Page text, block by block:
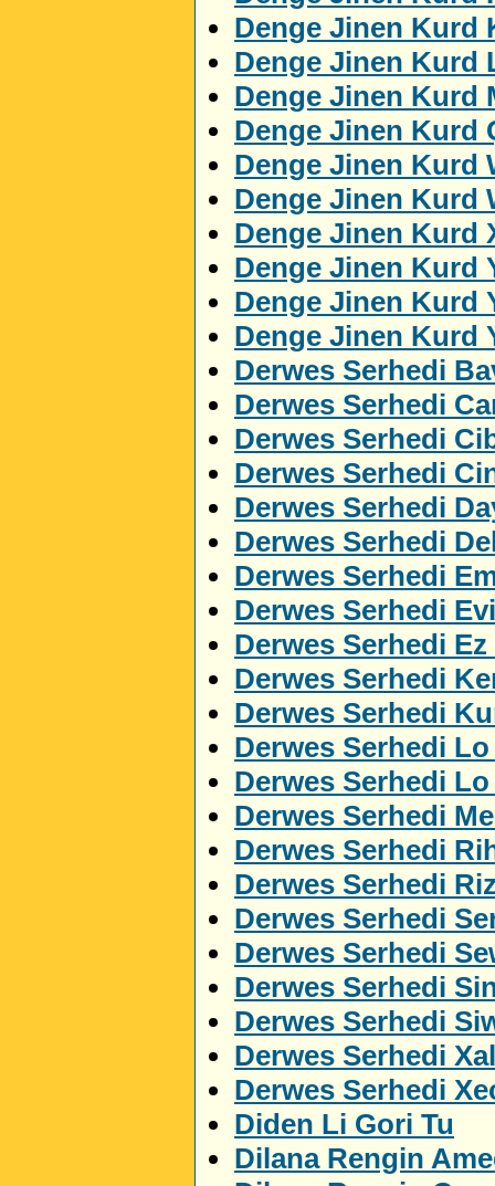
Denge Jinen Kurd
Denge Jinen Kurd
Denge Jinen Kurd
Denge Jinen Kurd
Denge Jinen Kurd
Denge Jinen Kurd
Denge Jinen Kurd
Denge Jinen Kurd
Denge Jinen Kurd
Denge Jinen Kurd
Derwes Serhedi
Derwes Serhedi
Derwes Serhedi
Derwes Serhedi
Derwes Serhedi
Derwes Serhedi
Derwes Serhedi
Derwes Serhedi
Derwes Serhedi
Derwes Serhedi
Derwes Serhedi
Derwes Serhedi
Derwes Serhedi
Derwes Serhedi
Derwes Serhedi
Derwes Serhedi
Derwes Serhedi
Derwes Serhedi
Derwes Serhedi
Derwes Serhedi
Derwes Serhedi
Derwes Serhedi
Diden Li Gori Tu
Dilana Rengin